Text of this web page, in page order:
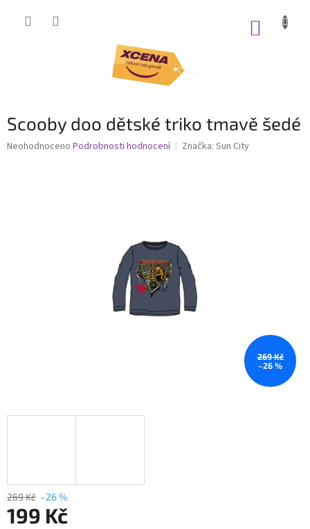
Scooby doo dětské triko tmavě šedé
Průměrné
Neohodnoceno Podrobnosti hodnocení Značka: Sun City
269 Kč
–26 %
269 Kč –26 %
199 Kč